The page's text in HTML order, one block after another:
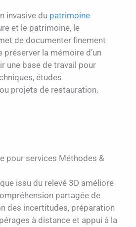
invasive du patrimoine
et le patrimoine, le
de documenter finement
préserver la mémoire d’un
une base de travail pour
études
projets de restauration.
pour services Méthodes &
issu du relevé 3D améliore
partagée de
des incertitudes, préparation
à distance et appui à la